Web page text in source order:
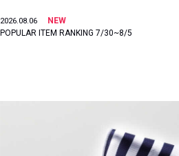
2026.08.06
NEW
POPULAR ITEM RANKING 7/30~8/5